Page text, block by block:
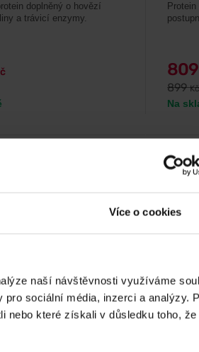
Více o cookies
naší návštěvnosti využíváme
sociální média, inzerci a analýzy.
nebo které získali v důsledku toho, že
doplněný o hovězí
a trávicí enzymy.
809
899Kč
Na
-15%
Amix
4,5